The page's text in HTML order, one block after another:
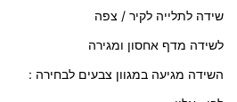
שידה לתלייה לקיר / צפה
לשידה מדף אחסון ומגירה
השידה מגיעה במגוון צבעים לבחירה :